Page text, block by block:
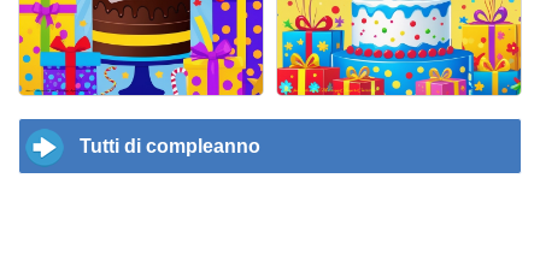
Tutti di compleanno